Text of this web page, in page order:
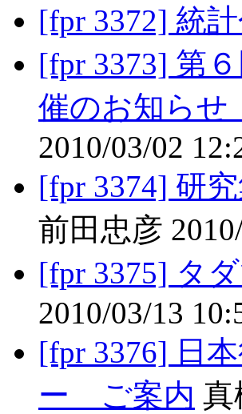
[fpr 3372] 統
[fpr 3373] 第
催のお知らせ
2010/03/02
[fpr 3374] 研
前田忠彦
[fpr 3375] タ
2010/03/13
[fpr 3376] 日
ー ご案内 真